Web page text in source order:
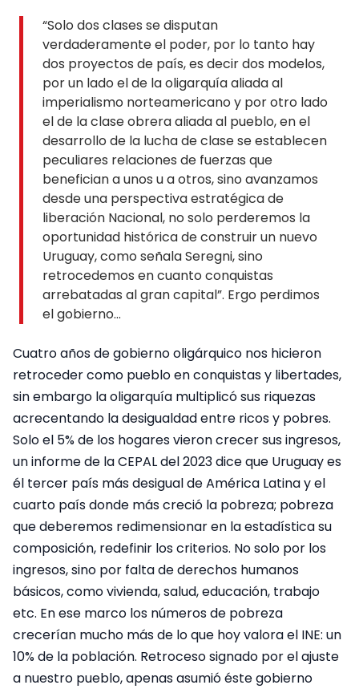
“Solo dos clases se disputan
verdaderamente el poder, por lo tanto hay
dos proyectos de país, es decir dos modelos,
por un lado el de la oligarquía aliada al
imperialismo norteamericano y por otro lado
el de la clase obrera aliada al pueblo, en el
desarrollo de la lucha de clase se establecen
peculiares relaciones de fuerzas que
benefician a unos u a otros, sino avanzamos
desde una perspectiva estratégica de
liberación Nacional, no solo perderemos la
oportunidad histórica de construir un nuevo
Uruguay, como señala Seregni, sino
retrocedemos en cuanto conquistas
arrebatadas al gran capital”. Ergo perdimos
el gobierno…
Cuatro años de gobierno oligárquico nos hicieron
retroceder como pueblo en conquistas y libertades,
sin embargo la oligarquía multiplicó sus riquezas
acrecentando la desigualdad entre ricos y pobres.
Solo el 5% de los hogares vieron crecer sus ingresos,
un informe de la CEPAL del 2023 dice que Uruguay es
él tercer país más desigual de América Latina y el
cuarto país donde más creció la pobreza; pobreza
que deberemos redimensionar en la estadística su
composición, redefinir los criterios. No solo por los
ingresos, sino por falta de derechos humanos
básicos, como vivienda, salud, educación, trabajo
etc. En ese marco los números de pobreza
crecerían mucho más de lo que hoy valora el INE: un
10% de la población. Retroceso signado por el ajuste
a nuestro pueblo, apenas asumió éste gobierno